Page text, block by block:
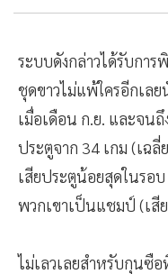
ระบบดังกล่าวได้รับกา
ชุดขาวไม่แพ้ใครอีกเล
เมื่อเดือน ก.ย. และจน
ประตูจาก 34 เกม (เฉ
เสียประตูน้อยสุดในรอ
พวกเขาเป็นแชมป์ (เสี
ไม่เลวเลยสำหรับกุนซื